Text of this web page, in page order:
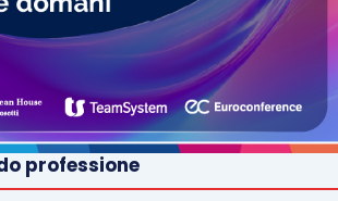
professione